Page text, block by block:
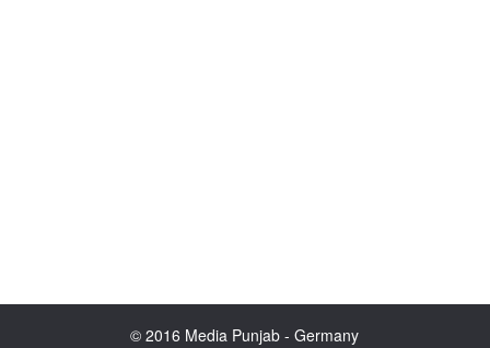
© 2016 Media Punjab - Germany